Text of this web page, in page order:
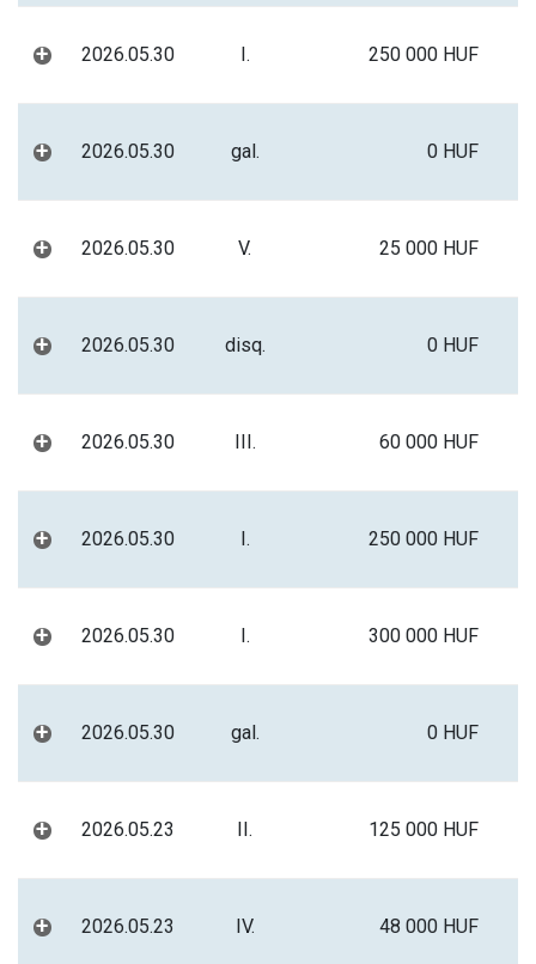
+ 2026.05.30 I. 250 000 HUF
+ 2026.05.30 gal. 0 HUF
+ 2026.05.30 V. 25 000 HUF
+ 2026.05.30 disq. 0 HUF
+ 2026.05.30 III. 60 000 HUF
+ 2026.05.30 I. 250 000 HUF
+ 2026.05.30 I. 300 000 HUF
+ 2026.05.30 gal. 0 HUF
+ 2026.05.23 II. 125 000 HUF
+ 2026.05.23 IV. 48 000 HUF